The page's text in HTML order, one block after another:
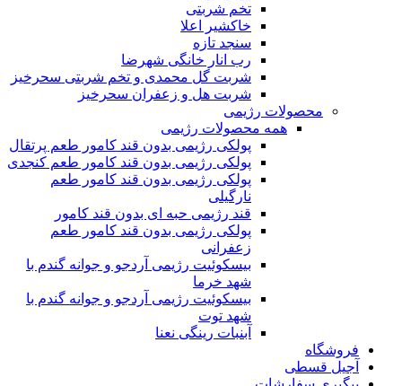
تخم شربتی
خاکشیر اعلا
سنجد تازه
رب انار خانگی شهرضا
شربت گل محمدی و تخم شربتی سحرخیز
شربت هل و زعفران سحرخیز
محصولات رژیمی
همه محصولات رژیمی
پولکی رژیمی بدون قند کامور طعم پرتقال
پولکی رژیمی بدون قند کامور طعم کنجدی
پولکی رژیمی بدون قند کامور طعم
نارگیلی
قند رژیمی حبه ای بدون قند کامور
پولکی رژیمی بدون قند کامور طعم
زعفرانی
بيسکوئيت رژیمی آردجو و جوانه گندم با
شهد خرما
بيسکوئيت رژیمی آردجو و جوانه گندم با
شهد توت
آبنبات رینگی نعنا
فروشگاه
آجیل قسطی